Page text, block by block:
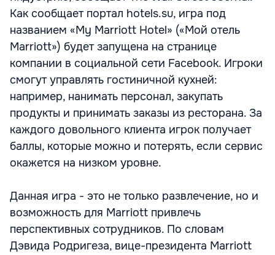
Как сообщает портал hotels.su, игра под
названием «My Marriott Hotel» («Мой отель
Marriott») будет запущена на странице
компании в социальной сети Facebook. Игроки
смогут управлять гостиничной кухней:
например, нанимать персонал, закупать
продукты и принимать заказы из ресторана. За
каждого довольного клиента игрок получает
баллы, которые можно и потерять, если сервис
окажется на низком уровне.
Данная игра - это не только развлечение, но и
возможность для Marriott привлечь
перспективных сотрудников. По словам
Дэвида Родригеза, вице-президента Marriott